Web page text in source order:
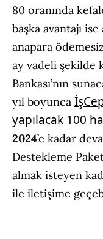
80 oranında
başka avantajı
anapara
ay vadeli şekilde
Bankası’nın
yıl boyunca
yapılacak 100
2024’e kadar
Destekleme
almak isteyen
ile iletişime